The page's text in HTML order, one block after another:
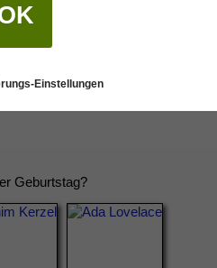
Geburtstag?
Einstellungen